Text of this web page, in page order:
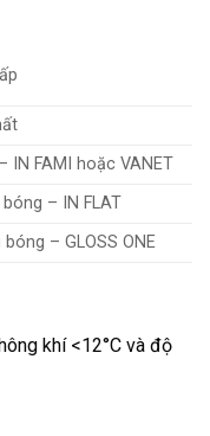
IN FAMI hoặc VANET
– IN FLAT
– GLOSS ONE
khí <12°C và độ